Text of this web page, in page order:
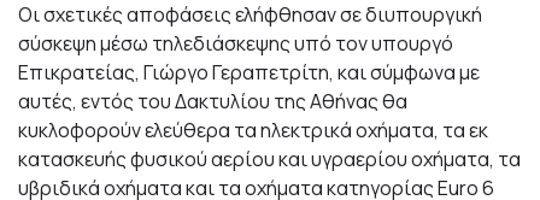
Οι σχετικές αποφάσεις ελήφθησαν σε διυπουργική
σύσκεψη μέσω τηλεδιάσκεψης υπό τον υπουργό
Επικρατείας, Γιώργο Γεραπετρίτη, και σύμφωνα με
αυτές, εντός του Δακτυλίου της Αθήνας θα
κυκλοφορούν ελεύθερα τα ηλεκτρικά οχήματα, τα εκ
κατασκευής φυσικού αερίου και υγραερίου οχήματα, τα
υβριδικά οχήματα και τα οχήματα κατηγορίας Euro 6